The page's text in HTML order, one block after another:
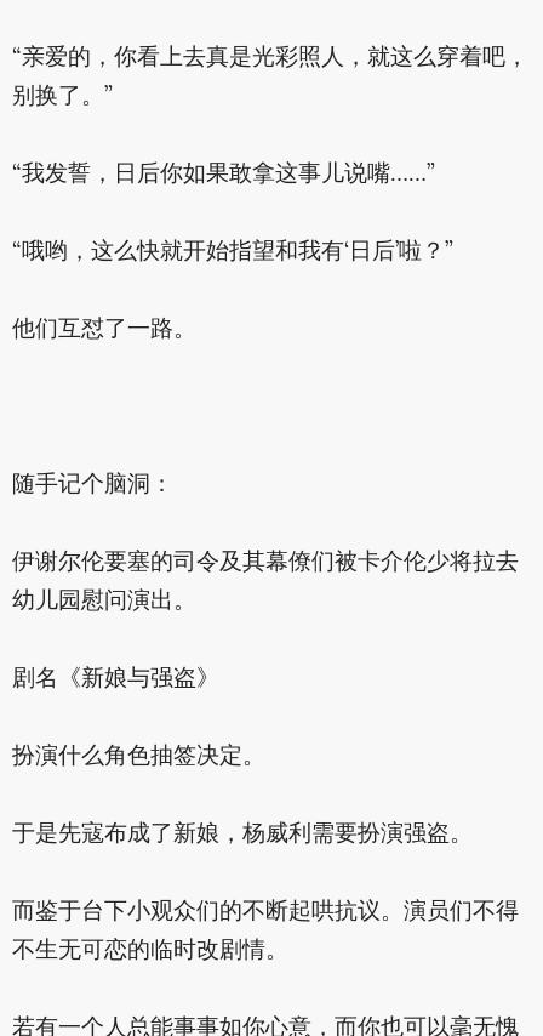
“亲爱的，你看上去真是光彩照人，就这么穿着吧，
别换了。”
“我发誓，日后你如果敢拿这事儿说嘴……”
“哦哟，这么快就开始指望和我有‘日后’啦？”
他们互怼了一路。
随手记个脑洞：
伊谢尔伦要塞的司令及其幕僚们被卡介伦少将拉去
幼儿园慰问演出。
剧名《新娘与强盗》
扮演什么角色抽签决定。
于是先寇布成了新娘，杨威利需要扮演强盗。
而鉴于台下小观众们的不断起哄抗议。演员们不得
不生无可恋的临时改剧情。
若有一个人总能事事如你心意，而你也可以毫无愧